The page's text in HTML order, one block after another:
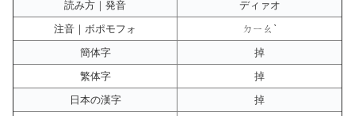
読み方｜発音
ディァオ
注音｜ボポモフォ
ㄉㄧㄠˋ
簡体字
掉
繁体字
掉
日本の漢字
掉